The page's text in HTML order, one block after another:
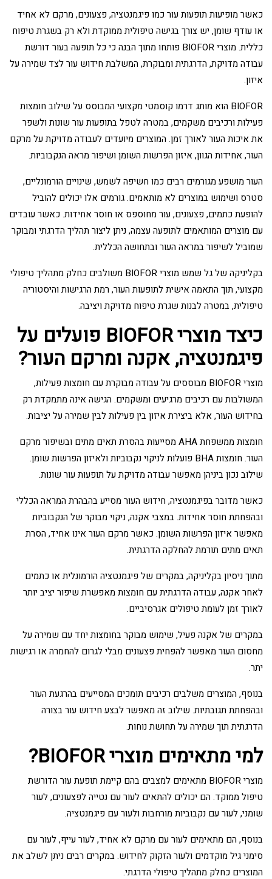
כאשר מופיעות תופעות עור כמו פיגמנטציה, פצעונים, מרקם לא אחיד
או עודף שומן, יש צורך בגישה טיפולית ממוקדת ולא רק בשגרת טיפוח
כללית. מוצרי BIOFOR פותחו מתוך הבנה כי כל תופעה בעור דורשת
עבודה מדויקת, הדרגתית ומבוקרת, המשלבת חידוש עור לצד שמירה על
איזון.
BIOFOR הוא מותג דרמו קוסמטי מקצועי המבוסס על שילוב חומצות
פעילות ורכיבים משקמים, במטרה לטפל בתופעות עור שונות ולשפר
את איכות העור לאורך זמן. המוצרים מיועדים לעבודה מדויקת על מרקם
העור, אחידות הגוון, איזון הפרשות השומן ושיפור מראה הנקבוביות.
העור מושפע מגורמים רבים כמו חשיפה לשמש, שינויים הורמונליים,
סטרס ושימוש במוצרים לא מותאמים. גורמים אלו יכולים להוביל
להופעת כתמים, פצעונים, עור מחוספס או חוסר אחידות. כאשר עובדים
עם מוצרים המותאמים לתופעה עצמה, ניתן ליצור תהליך הדרגתי ומבוקר
שמוביל לשיפור במראה העור ובתחושה הכללית.
בקליניקה של גל שמש מוצרי BIOFOR משולבים כחלק מתהליך טיפולי
מקצועי, תוך התאמה אישית לתופעות העור, רמת הרגישות והיסטוריה
טיפולית, במטרה לבנות שגרת טיפוח מדויקת ויציבה.
כיצד מוצרי BIOFOR פועלים על
פיגמנטציה, אקנה ומרקם העור?
מוצרי BIOFOR מבוססים על עבודה מבוקרת עם חומצות פעילות,
המשולבות עם רכיבים מרגיעים ומשקמים. הגישה אינה מתמקדת רק
בחידוש העור, אלא ביצירת איזון בין פעילות לבין שמירה על יציבות.
חומצות ממשפחת AHA מסייעות בהסרת תאים מתים ובשיפור מרקם
העור. חומצות BHA פועלות לניקוי נקבוביות ולאיזון הפרשות שומן.
שילוב נכון ביניהן מאפשר עבודה מדויקת על תופעות עור שונות.
כאשר מדובר בפיגמנטציה, חידוש העור מסייע בהבהרת המראה הכללי
ובהפחתת חוסר אחידות. במצבי אקנה, ניקוי מבוקר של הנקבוביות
מאפשר איזון הפרשות השומן. כאשר מרקם העור אינו אחיד, הסרת
תאים מתים תורמת להחלקה הדרגתית.
מתוך ניסיון בקליניקה, במקרים של פיגמנטציה הורמונלית או כתמים
לאחר אקנה, עבודה הדרגתית עם חומצות מאפשרת שיפור יציב יותר
לאורך זמן לעומת טיפולים אגרסיביים.
במקרים של אקנה פעיל, שימוש מבוקר בחומצות יחד עם שמירה על
מחסום העור מאפשר להפחית פצעונים מבלי לגרום להחמרה או רגישות
יתר.
בנוסף, המוצרים משלבים רכיבים תומכים המסייעים בהרגעת העור
ובהפחתת תגובתיות. שילוב זה מאפשר לבצע חידוש עור בצורה
הדרגתית תוך שמירה על תחושת נוחות.
למי מתאימים מוצרי BIOFOR?
מוצרי BIOFOR מתאימים למצבים בהם קיימת תופעת עור הדורשת
טיפול ממוקד. הם יכולים להתאים לעור עם נטייה לפצעונים, לעור
שומני, לעור עם נקבוביות מורחבות ולעור עם פיגמנטציה.
בנוסף, הם מתאימים לעור עם מרקם לא אחיד, לעור עייף, לעור עם
סימני גיל מוקדמים ולעור הזקוק לחידוש. במקרים רבים ניתן לשלב את
המוצרים כחלק מתהליך טיפולי הדרגתי.